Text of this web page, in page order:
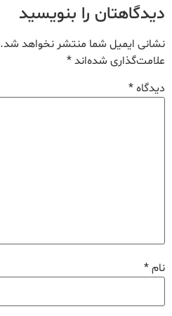
دیدگاهتان را بنویسید
نشانی ایمیل شما منتشر نخواهد شد.
علامت‌گذاری شده‌اند*
دیدگاه*
نام*